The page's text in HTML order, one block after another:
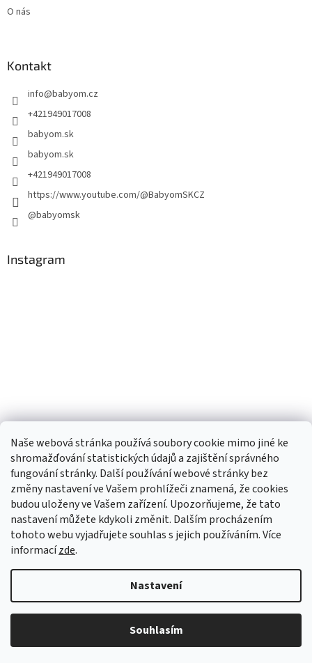
Naše webová stránka používá soubory cookie mimo jiné ke
shromažďování statistických údajů a zajištění správného
fungování stránky. Další používání webové stránky bez
změny nastavení ve Vašem prohlížeči znamená, že cookies
budou uloženy ve Vašem zařízení. Upozorňujeme, že tato
nastavení můžete kdykoli změnit. Dalším procházením
tohoto webu vyjadřujete souhlas s jejich používáním. Více
informacízde.
Nastavení
Souhlasím
O nás
Kontakt
info@babyom.cz
+421949017008
babyom.sk
babyom.sk
+421949017008
https://www.youtube.com/@BabyomSKCZ
@babyomsk
Instagram
TIk Tok Instagram Facebook
Copyright 2026Babyom. Všechna práva vyhrazena.Upravit
nastavení cookies